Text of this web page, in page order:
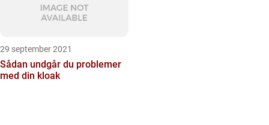
29 september 2021
Sådan undgår du problemer
med din kloak